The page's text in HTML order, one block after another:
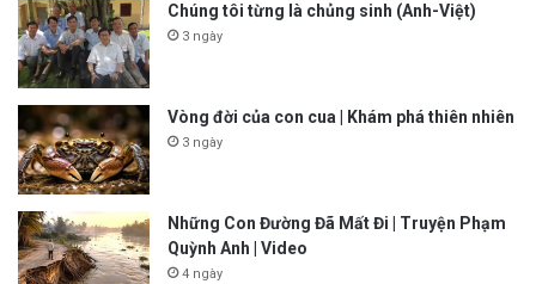
Chúng tôi từng là chủng sinh (Anh-Việt)
3 ngày
Vòng đời của con cua | Khám phá thiên nhiên
3 ngày
Những Con Đường Đã Mất Đi | Truyện Phạm
Quỳnh Anh | Video
4 ngày